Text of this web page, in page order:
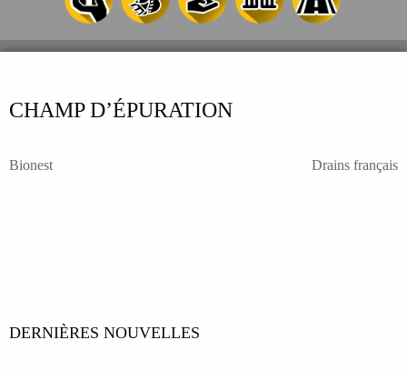
CHAMP D’ÉPURATION
NAVIGATION
Bionest Drains français
DERNIÈRES NOUVELLES